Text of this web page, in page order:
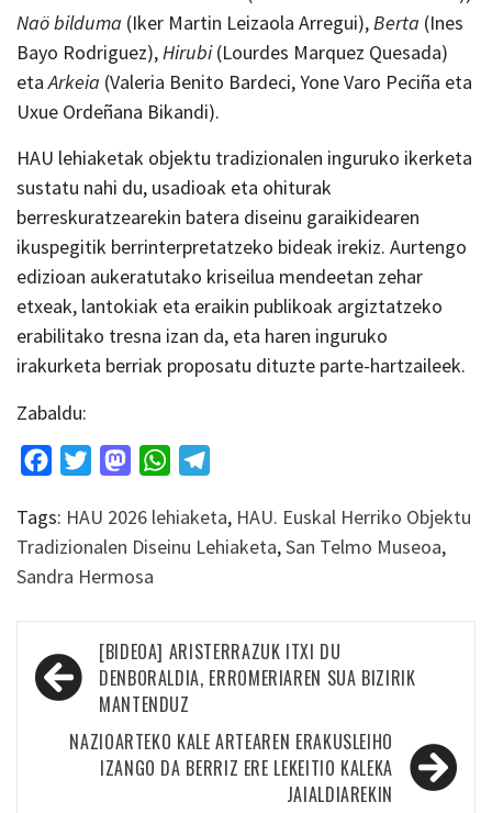
Naö bilduma (Iker Martin Leizaola Arregui),Berta (Ines
Bayo Rodriguez),Hirubi(Lourdes Marquez Quesada)
etaArkeia (Valeria Benito Bardeci, Yone Varo Peciña eta
Uxue Ordeñana Bikandi).
HAU lehiaketak objektu tradizionalen inguruko ikerketa
sustatu nahi du, usadioak eta ohiturak
berreskuratzearekin batera diseinu garaikidearen
ikuspegitik berrinterpretatzeko bideak irekiz. Aurtengo
edizioan aukeratutako kriseilua mendeetan zehar
etxeak, lantokiak eta eraikin publikoak argiztatzeko
erabilitako tresna izan da, eta haren inguruko
irakurketa berriak proposatu dituzte parte-hartzaileek.
Zabaldu:
FacebookTwitterMastodonWhatsApp
Tags: HAU 2026 lehiaketa, HAU. Euskal Herriko Objektu
Tradizionalen Diseinu Lehiaketa,San Telmo Museoa,
Sandra Hermosa
Bidalketetan
zehar
nabigatu
[BIDEOA] ARISTERRAZUK ITXI DU
DENBORALDIA, ERROMERIAREN SUA BIZIRIK
MANTENDUZ
NAZIOARTEKO KALE ARTEAREN ERAKUSLEIHO
IZANGO DA BERRIZ ERE LEKEITIO KALEKA
JAIALDIAREKIN